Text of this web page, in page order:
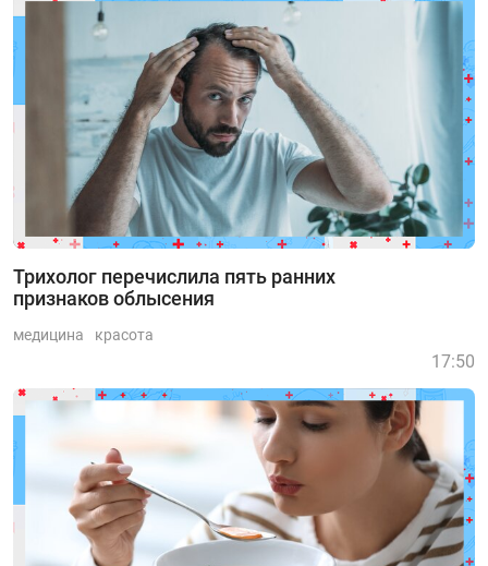
Трихолог перечислила пять ранних
признаков облысения
медицина красота
17:50